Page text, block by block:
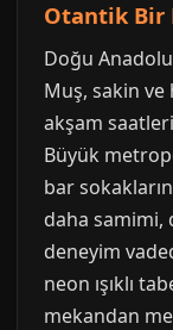
Otantik Bir
Doğu
Muş, sakin
akşam
Büyük
bar
daha samimi,
deneyim
neon ışıklı
mekandan